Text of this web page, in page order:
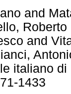
and
Roberto
and
italiano
1433